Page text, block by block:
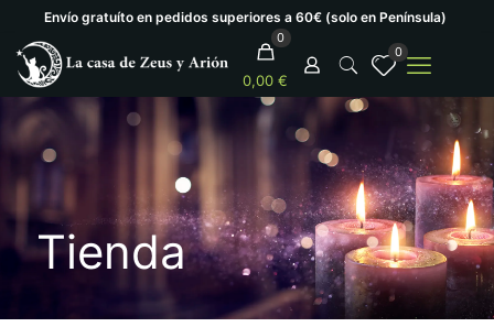
Envío gratuíto en pedidos superiores a 60€ (solo en Península)
0
0,00 €
0
Tienda